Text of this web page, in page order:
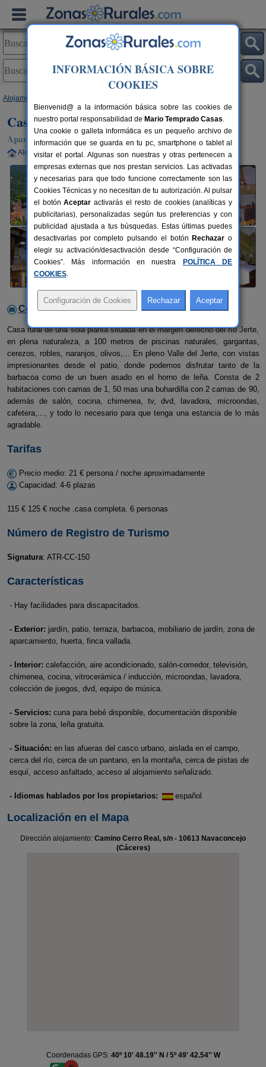
Alojamientos
Casa Carrizosa
Apartamento en Navaconcejo (Cáceres)
Alquiler completo 4-6 plazas 115 km de Cáceres
Contactar con el alojamiento
Casa rural de una sola planta situada en el margen derecho del río Jerte,
en plena naturaleza, a 100 metros de piscinas naturales, gargantas,
cerezos, robles, naranjos, olivos,... En pleno Valle del Jerte, con vistas
impresionantes desde el patio, donde podemos disfrutar tanto de la
barbacoa como de un buen asado en el horno de leña. Consta de 2
habitaciones con camas de 1, 50 mas una buhardilla con 2 camas de 90,
además de salón, cocina, chimenea, tv, dvd, lavadora, microondas,
cafetera,..., y todo lo necesario para que tenga una estancia de lo más
agradable.
Tarifas
Precio medio: 21 € persona / noche aproximadamente
Capacidad: 4-6 plazas
115 € 125 € noche .casa completa. 6 personas
Número de Registro de Turismo
Signatura: ATR-CC-150
Características
- Hay facilidades para discapacitados.
- Exterior: jardín, patio, terraza, barbacoa, mobiliario de jardín, zona de
aparcamiento, huerta, finca vallada.
- Interior: calefacción, aire acondicionado, salón-comedor, televisión,
chimenea, cocina, vitrocerámica / inducción, microondas, lavadora,
colección de juegos, dvd, equipo de música.
- Servicios: cuna para bebé disponible, documentación disponible
sobre la zona, leña gratuita.
- Situación: en las afueras del casco urbano, aislada en el campo,
cerca del río, cerca de un pantano, en la montaña, cerca de pistas de
esquí, acceso asfaltado, acceso al alojamiento señalizado.
- Idiomas hablados por los propietarios: español
Localización en el Mapa
Dirección alojamiento: Camino Cerro Real, s/n - 10613 Navaconcejo
(Cáceres)
Coordenadas GPS: 40º 10' 48.19'' N / 5º 49' 42.54'' W
INFORMACIÓN BÁSICA SOBRE
COOKIES
Bienvenid@ a la información básica sobre las cookies de
nuestro portal responsabilidad de Mario Temprado Casas.
Una cookie o galleta informática es un pequeño archivo de
información que se guarda en tu pc, smartphone o tablet al
visitar el portal. Algunas son nuestras y otras pertenecen a
empresas externas que nos prestan servicios. Las activadas
y necesarias para que todo funcione correctamente son las
Cookies Técnicas y no necesitan de tu autorización. Al pulsar
el botónAceptar activarás el resto de cookies (analíticas y
publicitarias), personalizadas según tus preferencias y con
publicidad ajustada a tus búsquedas. Estas últimas puedes
desactivarlas por completo pulsando el botón Rechazar o
elegir su activación/desactivación desde “Configuración de
Cookies”. Más información en nuestra
POLÍTICA DE
COOKIES.